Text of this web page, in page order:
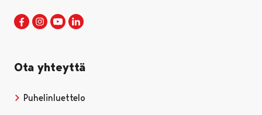
Porin kaupunki Facebookissa
Avautuu uudessa välilehdessä
Porin kaupunki Instagramissa
Avautuu uudessa välilehdessä
Porin kaupunki Youtubessa
Avautuu uudessa välilehdessä
Ota yhteyttä
Puhelinluettelo